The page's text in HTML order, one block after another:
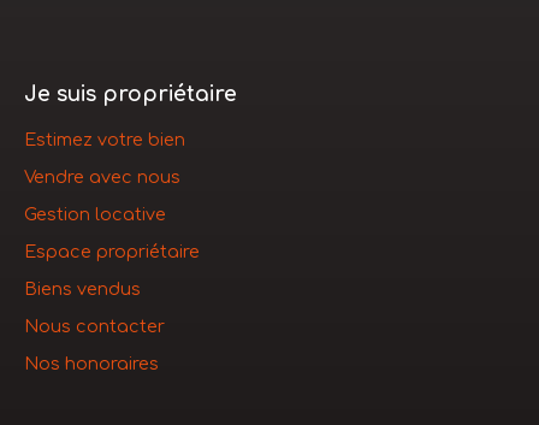
Je suis propriétaire
Estimez votre bien
Vendre avec nous
Gestion locative
Espace propriétaire
Biens vendus
Nous contacter
Nos honoraires